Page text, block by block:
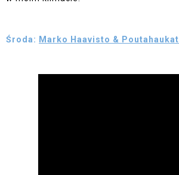
Środa: Marko Haavisto & Poutahaukat